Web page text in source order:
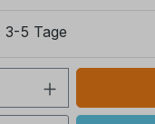
3-5 Tage
Anzahl: Gib